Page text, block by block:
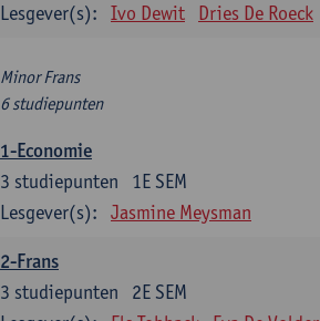
Lesgever(s):
Ivo Dewit Dries De Roeck
Minor Frans
6 studiepunten
1-Economie
1E SEM
3 studiepunten
Lesgever(s):
Jasmine Meysman
2-Frans
2E SEM
3 studiepunten